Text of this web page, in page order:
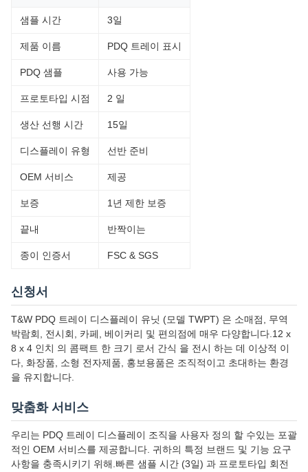
샘플 시간 3일
제품 이름 PDQ 트레이 표시
PDQ 샘플 사용 가능
프로토타입 시점 2 일
생산 선행 시간 15일
디스플레이 유형 선반 준비
OEM 서비스 제공
보증 1년 제한 보증
끝내 반짝이는
종이 인증서 FSC & SGS
신청서
T&W PDQ 트레이 디스플레이 유닛 (모델 TWPT) 은 소매점, 무역
박람회, 전시회, 카페, 베이커리 및 편의점에 매우 다양합니다.12 x
8 x 4 인치 의 콤팩트 한 크기 로서 간식 을 전시 하는 데 이상적 이
다, 화장품, 소형 전자제품, 홍보용품은 조직적이고 초대하는 환경
을 유지합니다.
맞춤화 서비스
우리는 PDQ 트레이 디스플레이 조직을 사용자 정의 할 수있는 포괄
적인 OEM 서비스를 제공합니다. 귀하의 특정 브랜드 및 기능 요구
사항을 충족시키기 위해.빠른 샘플 시간 (3일) 과 프로토타입 회전